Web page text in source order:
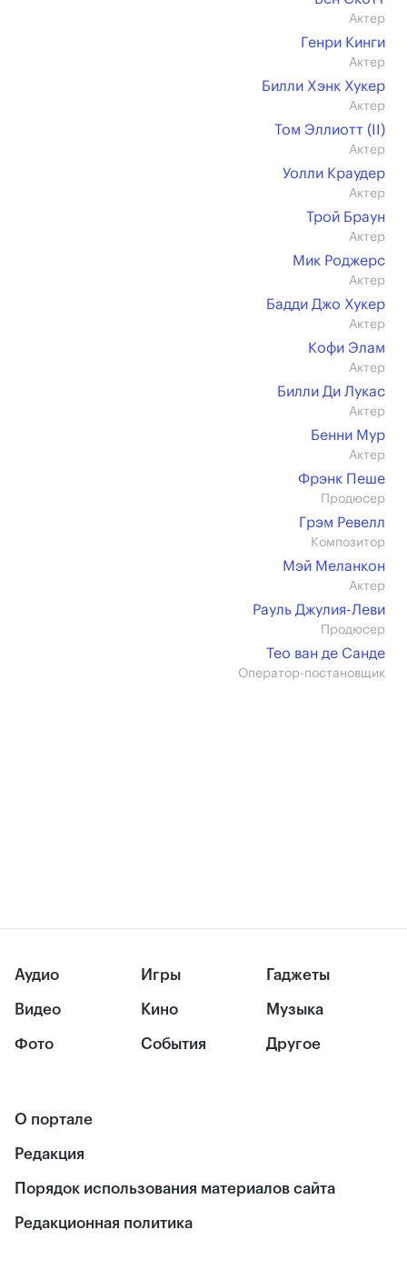
Актер
Генри Кинги
Актер
Билли Хэнк Хукер
Актер
Том Эллиотт (II)
Актер
Уолли Краудер
Актер
Трой Браун
Актер
Мик Роджерс
Актер
Бадди Джо Хукер
Актер
Кофи Элам
Актер
Билли Ди Лукас
Актер
Бенни Мур
Актер
Фрэнк Пеше
Продюсер
Грэм Ревелл
Композитор
Мэй Меланкон
Актер
Рауль Джулия-Леви
Продюсер
Тео ван де Санде
Оператор-постановщик
Аудио
Видео
Фото
Игры
Кино
События
Гаджеты
Музыка
Другое
О портале
Редакция
Порядок использования материалов сайта
Редакционная политика